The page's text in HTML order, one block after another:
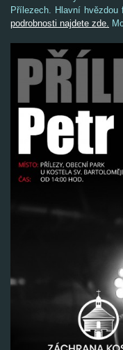
Přílezech. Hlavní hvězdou
podrobnosti najdete zde.